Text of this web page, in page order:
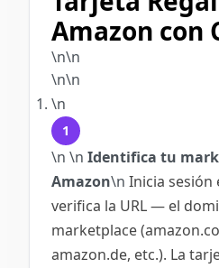
Amazon con
\n\n
\n\n
\n
1
\n \n Identifica tu
Amazon\n Inicia sesión
verifica la URL — el
marketplace
amazon.de, etc.). La